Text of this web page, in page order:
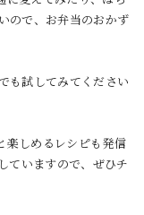
ので、お弁当のおかず
も試してみてください
楽しめるレシピも発信
ていますので、ぜひチ